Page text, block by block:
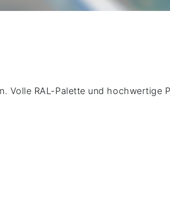
Volle RAL-Palette und hochwertige